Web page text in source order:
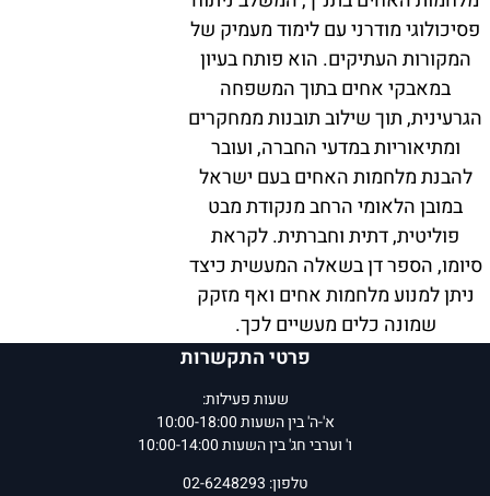
פסיכולוגי מודרני עם לימוד מעמיק של
המקורות העתיקים. הוא פותח בעיון
במאבקי אחים בתוך המשפחה
הגרעינית, תוך שילוב תובנות ממחקרים
ומתיאוריות במדעי החברה, ועובר
להבנת מלחמות האחים בעם ישראל
במובן הלאומי הרחב מנקודת מבט
פוליטית, דתית וחברתית. לקראת
סיומו, הספר דן בשאלה המעשית כיצד
ניתן למנוע מלחמות אחים ואף מזקק
שמונה כלים מעשיים לכך.
מעמיד את האחווה
במרכז הבמה, על מורכבותה וקשייה,
ומזכיר שהיא אבן יסוד במסורת
היהודית, תנאי בסיסי לתיקון עולם.
פרטי התקשרות
שעות פעילות:
א'-ה' בין השעות 10:00-18:00
ו' וערבי חג' בין השעות 10:00-14:00
טלפון: 02-6248293